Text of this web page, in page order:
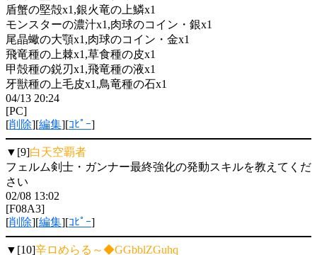
盾蟹の堅殻x1,銀火竜の上鱗x1
モンスターの濃汁x1,肉球のコイン・銀x1
尾晶蠍の大顎x1,肉球のコイン・金x1
飛竜種の上棘x1,草食種の皮x1
甲殻種の鋭刃x1,飛竜種の液x1
牙獣種の上毛皮x1,鳥竜種の石x1
04/13 20:24
[PC]
[削除][編集][ｺﾋﾟｰ]
▼[9]白天空覇者
フェルム剣士・ガンナー最終強化の発動スキルを教えてくだ
さい
02/08 13:02
[F08A3]
[削除][編集][ｺﾋﾟｰ]
▼[10]辛ロめらる～◆GGbblZGuhq